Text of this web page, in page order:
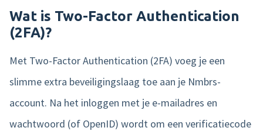
Wat is Two-Factor Authentication
(2FA)?
Met Two-Factor Authentication (2FA) voeg je een
slimme extra beveiligingslaag toe aan je Nmbrs-
account. Na het inloggen met je e-mailadres en
wachtwoord (of OpenID) wordt om een verificatiecode